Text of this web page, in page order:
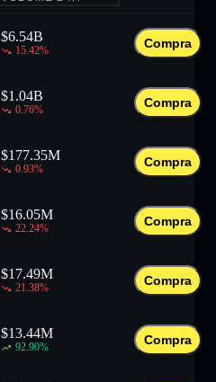
$6.54B
15.42%
Compra
$1.04B
0.76%
Compra
$177.35M
0.93%
Compra
$16.05M
22.24%
Compra
$17.49M
21.38%
Compra
$13.44M
92.90%
Compra